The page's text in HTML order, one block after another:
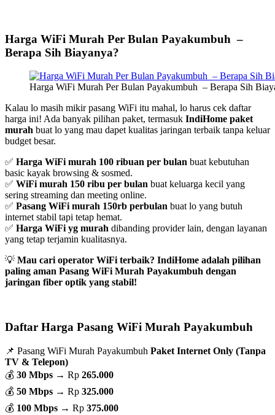
Harga WiFi Murah Per Bulan Payakumbuh –
Berapa Sih Biayanya?
Harga WiFi Murah Per Bulan Payakumbuh – Berapa Sih
Kalau lo masih mikir pasang WiFi itu mahal, lo harus cek daftar
harga ini! Ada banyak pilihan paket, termasuk IndiHome paket
murah buat lo yang mau dapet kualitas jaringan terbaik tanpa keluar
budget besar.
✅ Harga WiFi murah 100 ribuan per bulan buat kebutuhan
basic kayak browsing & sosmed.
✅ WiFi murah 150 ribu per bulan buat keluarga kecil yang
sering streaming dan meeting online.
✅ Pasang WiFi murah 150rb perbulan buat lo yang butuh
internet stabil tapi tetap hemat.
✅ Harga WiFi yg murah dibanding provider lain, dengan layanan
yang tetap terjamin kualitasnya.
💡 Mau cari operator WiFi terbaik? IndiHome adalah pilihan
paling aman Pasang WiFi Murah Payakumbuh dengan
jaringan fiber optik yang stabil!
Daftar Harga Pasang WiFi Murah Payakumbuh
📌 Pasang WiFi Murah Payakumbuh Paket Internet Only (Tanpa
TV & Telepon)
💰 30 Mbps → Rp 265.000
💰 50 Mbps → Rp 325.000
💰 100 Mbps → Rp 375.000